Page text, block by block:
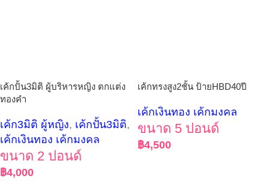
เค้กปั้น3มิติ ผู้บริหารหญิง ตกแต่ง
ทองคำ
เค้ก3มิติ ผู้หญิง, เค้กปั้น3มิติ,
เค้กเงินทอง เค้กมงคล
ขนาด 2 ปอนด์
฿4,000
เค้กทรงสูง2ชั้น ป้ายHBD40ปี
เค้กเงินทอง เค้กมงคล
ขนาด 5 ปอนด์
฿4,500